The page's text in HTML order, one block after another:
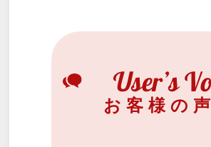
お客様の声